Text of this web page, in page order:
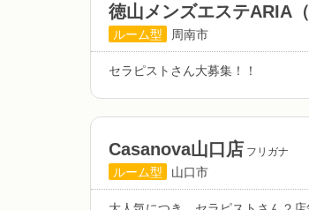
徳山メンズエステARIA（
ルーム型 周南市
セラピストさん大募集！！
Casanova山口店 フリガナ
ルーム型 山口市